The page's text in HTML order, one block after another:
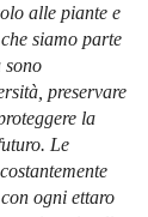
alle piante e
siamo parte
sono
preservare
la
Le
ogni ettaro